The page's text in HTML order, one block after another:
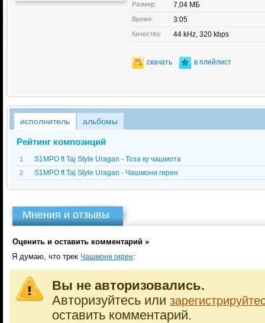
Размер: 7,04 МБ
Время: 3:05
Качество: 44 kHz, 320 kbps
скачать в плейлист
исполнитель альбомы
Рейтинг композиций
1 S1MPO ft Taj Style Uragan - Тоза ку чашмота
2 S1MPO ft Taj Style Uragan - Чашмони гирен
Мнения и отзывы
Оценить и оставить комментарий »
Я думаю, что трек Чашмони гирен:
Вы не авторизовались.
Авторизуйтесь или
оставить комментарий.